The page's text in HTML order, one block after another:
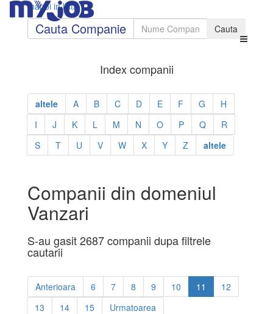
Inapoi in lista
Cauta Companie
Index companii
altele A B C D E F G
H
I
J K L M N O P Q
R
S
T U V W X Y Z altele
Companii din domeniul
Vanzari
S-au gasit 2687 companii dupa filtrele
cautarii
Anterioara 6 7 8 9 10 11
12
13
14 15 Urmatoarea